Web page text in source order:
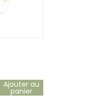
Ajouter au
panier